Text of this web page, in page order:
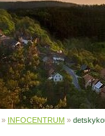
» INFOCENTRUM »